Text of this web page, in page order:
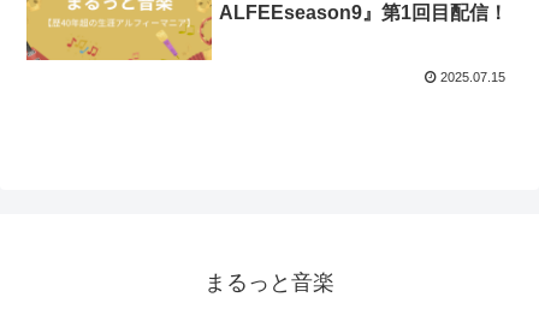
ALFEEseason9』第1回目配信！
2025.07.15
まるっと音楽